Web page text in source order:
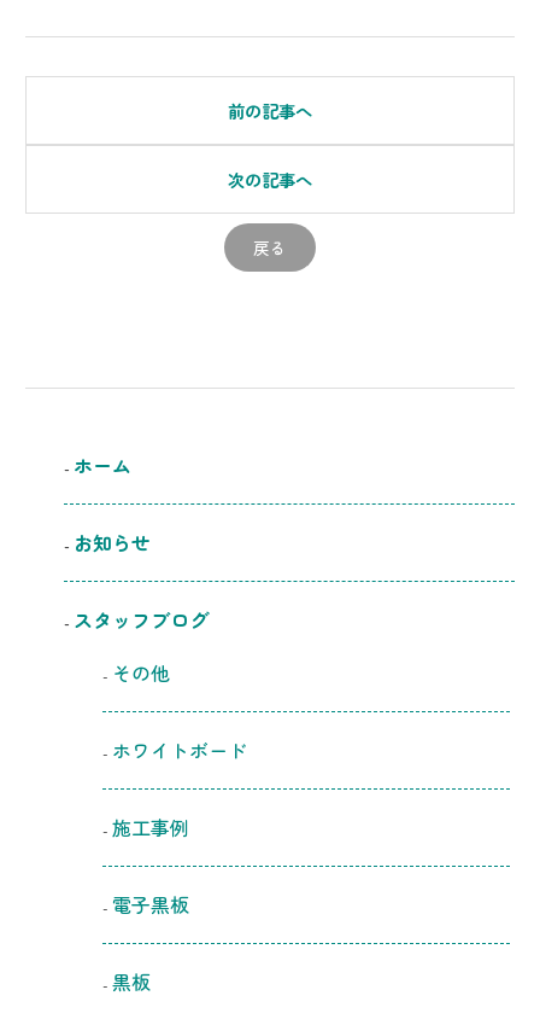
前の記事へ
戻る
次の記事へ
ホーム
お知らせ
スタッフブログ
その他
ホワイトボード
施工事例
電子黒板
黒板